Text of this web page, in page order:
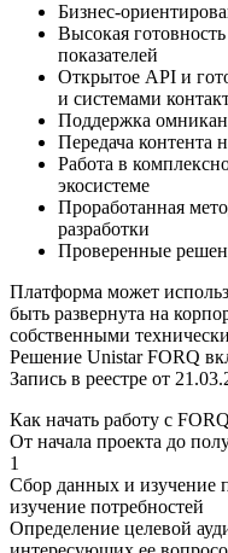
Бизнес-
Высокая
показателей
Открытое API и
и системами
Поддержка
Передача контента
Работа в
экосистеме
Проработанная
разработки
Проверенные
Платформа может
быть развернута на
собственными
Решение Unistar FORQ
Запись в реестре от
Как начать работу с
От начала проекта до
1
Сбор данных и изучение
изучение потребностей
Определение целевой